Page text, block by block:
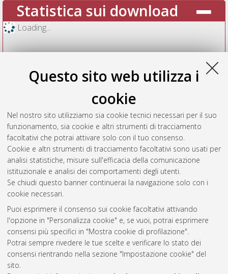
Questo sito web utilizza i
cookie
Nel nostro sito utilizziamo sia cookie tecnici necessari per il suo
funzionamento, sia cookie e altri strumenti di tracciamento
facoltativi che potrai attivare solo con il tuo consenso.
Cookie e altri strumenti di tracciamento facoltativi sono usati per
analisi statistiche, misure sull'efficacia della comunicazione
istituzionale e analisi dei comportamenti degli utenti.
Se chiudi questo banner continuerai la navigazione solo con i
cookie necessari.
Puoi esprimere il consenso sui cookie facoltativi attivando
l'opzione in "Personalizza cookie" e, se vuoi, potrai esprimere
consensi più specifici in "Mostra cookie di profilazione".
Potrai sempre rivedere le tue scelte e verificare lo stato dei
consensi rientrando nella sezione "Impostazione cookie" del
sito.
Statistica sui download
Loading...
Vedi altre statistiche
Gestione del documento:
Atom
Rss
AMS Acta
ISSN: 2038-7954
re3data.org -
doi.org/10.17616/R3P19R
Servizio implementato e